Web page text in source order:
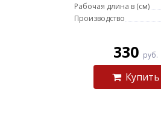
Рабочая длина в (см)
Производство
330 руб.
Купить